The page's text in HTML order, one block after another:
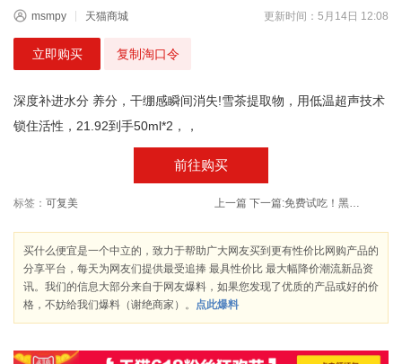
msmpy 天猫商城 更新时间：5月14日 12:08
立即购买 复制淘口令
深度补进水分 养分，干绷感瞬间消失!雪茶提取物，用低温超声技术
锁住活性，21.92到手50ml*2，，
前往购买
标签： 可复美 上一篇 下一篇: 免费试吃！黑松露苏打饼干25包约420g
买什么便宜是一个中立的，致力于帮助广大网友买到更有性价比网购产品的
分享平台，每天为网友们提供最受追捧 最具性价比 最大幅降价潮流新品资
讯。我们的信息大部分来自于网友爆料，如果您发现了优质的产品或好的价
格，不妨给我们爆料（谢绝商家）。 点此爆料